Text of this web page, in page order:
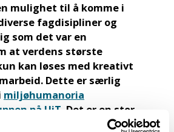
mulighet til å komme i
fagdisipliner og
som det var en
at verdens største
kan løses med kreativt
Dette er særlig
miljøhumanoria
på UiT . Det er en stor
er forskjellige, men tenker,